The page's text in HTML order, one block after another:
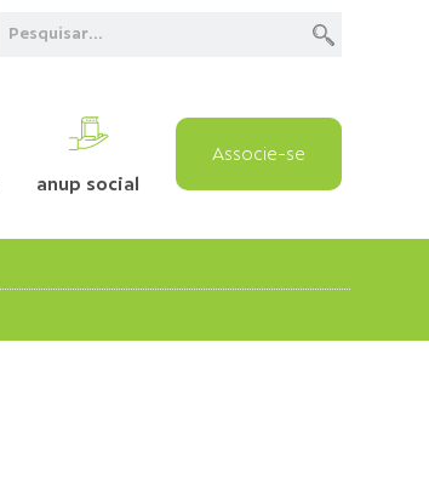
anup social
Associe-se